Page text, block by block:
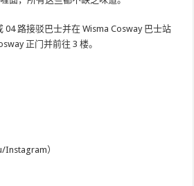
04 路接驳巴士并在 Wisma Cosway 巴士站
正门并前往 3 楼。
Instagram）